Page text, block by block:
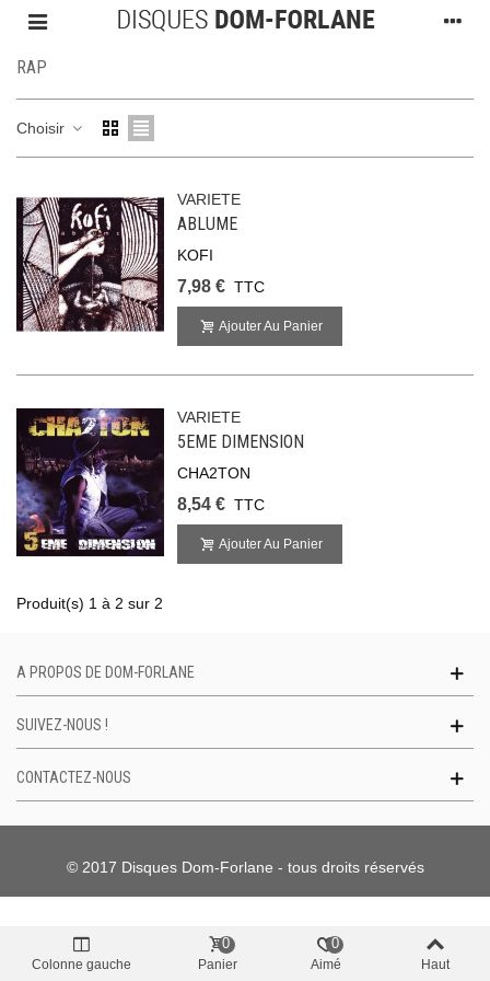
RAP
Choisir
VARIETE
ABLUME
KOFI
7,98 € TTC
Ajouter Au Panier
VARIETE
5EME DIMENSION
CHA2TON
8,54 € TTC
Ajouter Au Panier
Produit(s) 1 à 2 sur 2
A PROPOS DE DOM-FORLANE
SUIVEZ-NOUS !
CONTACTEZ-NOUS
© 2017 Disques Dom-Forlane - tous droits réservés
Colonne gauche Panier
0
Aimé
0
Haut